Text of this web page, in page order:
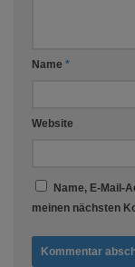
Name *
Website
Name, E-Mail-
meinen nächsten